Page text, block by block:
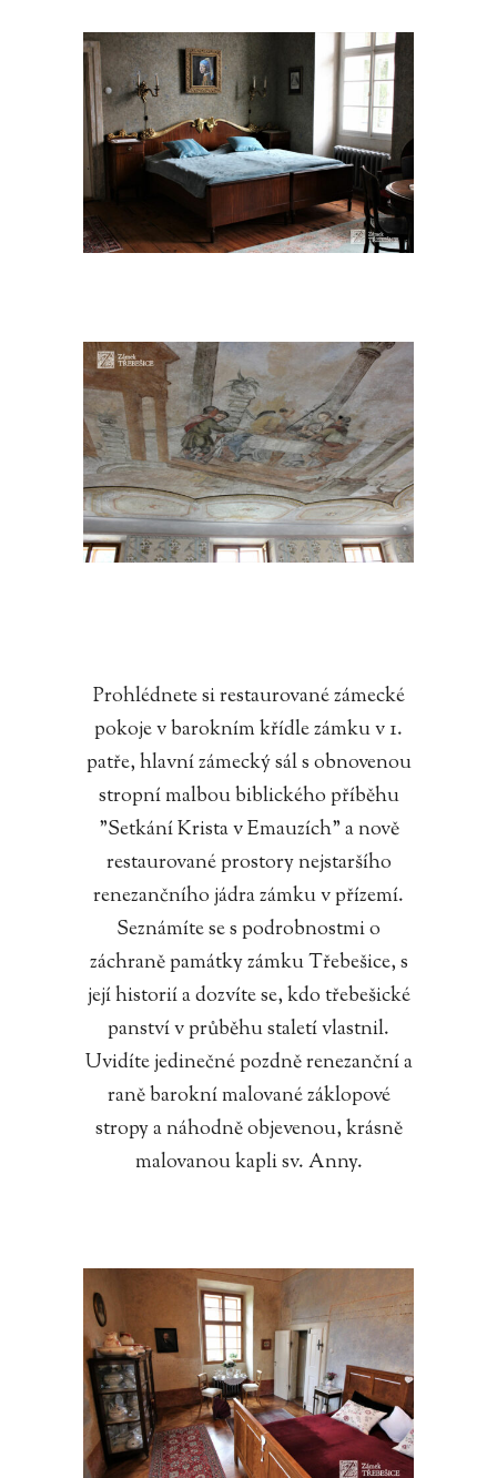
Prohlédnete si restaurované zámecké
pokoje v barokním křídle zámku v 1.
patře, hlavní zámecký sál s obnovenou
stropní malbou biblického příběhu
"Setkání Krista v Emauzích" a nově
restaurované prostory nejstaršího
renezančního jádra zámku v přízemí.
Seznámíte se s podrobnostmi o
záchraně památky zámku Třebešice, s
její historií a dozvíte se, kdo třebešické
panství v průběhu staletí vlastnil.
Uvidíte jedinečné pozdně renezanční a
raně barokní malované záklopové
stropy a náhodně objevenou, krásně
malovanou kapli sv. Anny.